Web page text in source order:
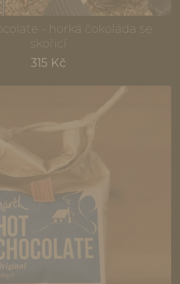
- horká čokoláda se
skořicí
315 Kč